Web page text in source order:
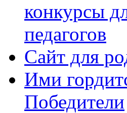
конкурсы
педагогов
Сайт для
Ими
Победители